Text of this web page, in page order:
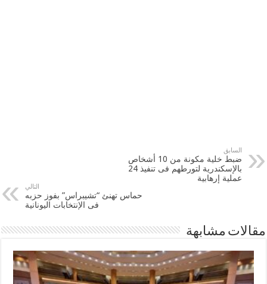
السابق
ضبط خلية مكونة من 10 أشخاص
بالإسكندرية لتورطهم فى تنفيذ 24
عملية إرهابية
التالي
حماس تهنئ “تشيبراس” بفوز حزبه
فى الإنتخابات اليونانية
مقالات مشابهة